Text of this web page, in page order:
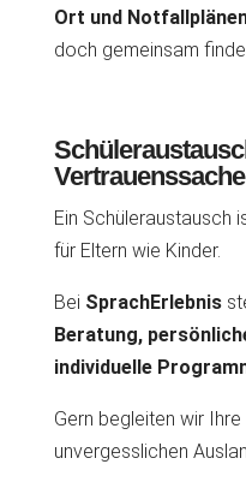
Ort und
doch gemeinsam
Vertrauenssache
Ein Schüleraustausch
für Eltern wie Kinder.
Bei SprachErlebnis
Beratung,
individuelle
Gern begleiten wir
unvergesslichen